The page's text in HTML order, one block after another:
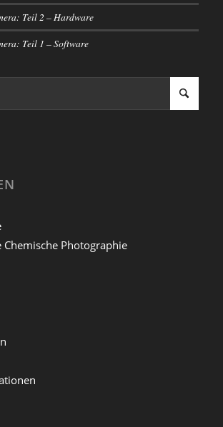
Teil 2 – Hardware
Teil 1 – Software
Photographie